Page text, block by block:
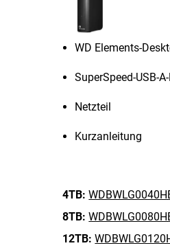
WD Elements-
SuperSpeed-USB-
Netzteil
Kurzanleitung
4TB:
8TB:
12TB: